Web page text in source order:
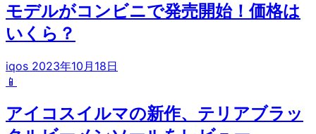
モデルがコンビニで発売開始！価格は
いくら？
iqos 2023年10月18日
📱
アイコスイルマの新作、テリアブラッ